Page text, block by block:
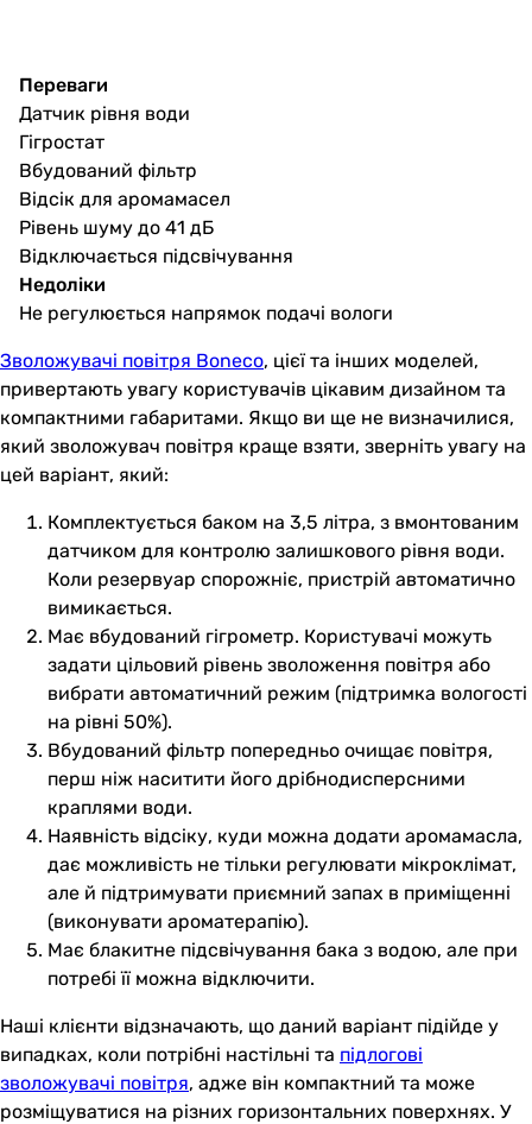
Переваги
Датчик рівня води
Гігростат
Вбудований фільтр
Відсік для аромамасел
Рівень шуму до 41 дБ
Відключається підсвічування
Недоліки
Не регулюється напрямок подачі вологи
Зволожувачі повітря Boneco, цієї та інших моделей,
привертають увагу користувачів цікавим дизайном та
компактними габаритами. Якщо ви ще не визначилися,
який зволожувач повітря краще взяти, зверніть увагу на
цей варіант, який:
Комплектується баком на 3,5 літра, з вмонтованим
датчиком для контролю залишкового рівня води.
Коли резервуар спорожніє, пристрій автоматично
вимикається.
Має вбудований гігрометр. Користувачі можуть
задати цільовий рівень зволоження повітря або
вибрати автоматичний режим (підтримка вологості
на рівні 50%).
Вбудований фільтр попередньо очищає повітря,
перш ніж наситити його дрібнодисперсними
краплями води.
Наявність відсіку, куди можна додати аромамасла,
дає можливість не тільки регулювати мікроклімат,
але й підтримувати приємний запах в приміщенні
(виконувати ароматерапію).
Має блакитне підсвічування бака з водою, але при
потребі її можна відключити.
Наші клієнти відзначають, що даний варіант підійде у
випадках, коли потрібні настільні та підлогові
зволожувачі повітря, адже він компактний та може
розміщуватися на різних горизонтальних поверхнях. У